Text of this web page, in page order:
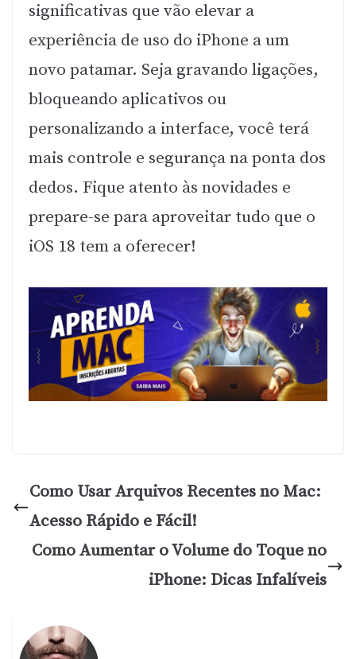
significativas que vão elevar a
experiência de uso do iPhone a um
novo patamar. Seja gravando ligações,
bloqueando aplicativos ou
personalizando a interface, você terá
mais controle e segurança na ponta dos
dedos. Fique atento às novidades e
prepare-se para aproveitar tudo que o
iOS 18 tem a oferecer!
Como Usar Arquivos Recentes no Mac:
Acesso Rápido e Fácil!
Como Aumentar o Volume do Toque no
iPhone: Dicas Infalíveis